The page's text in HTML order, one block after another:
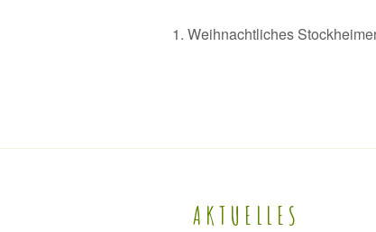
1. Weihnachtliches
AKTUELLES